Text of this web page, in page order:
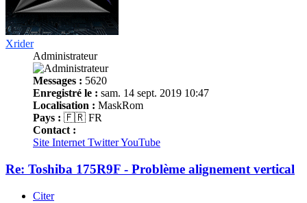
Xrider
Administrateur
Messages : 5620
Enregistré le : sam. 14 sept. 2019 10:47
Localisation : MaskRom
Pays : 🇫🇷 FR
Contact :
Site Internet TwitterYouTube
Re: Toshiba 175R9F - Problème alignement vertical
Citer